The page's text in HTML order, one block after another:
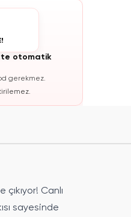
otomatik
gerekmez.
Canlı
sayesinde